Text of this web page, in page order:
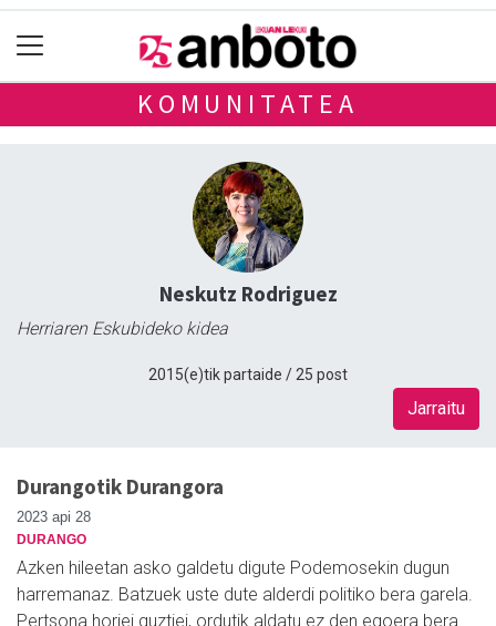
KOMUNITATEA
Neskutz Rodriguez
Herriaren Eskubideko kidea
2015(e)tik partaide / 25 post
Jarraitu
Durangotik Durangora
2023 api 28
DURANGO
Azken hileetan asko galdetu digute Podemosekin dugun
harremanaz. Batzuek uste dute alderdi politiko bera garela.
Pertsona horiei guztiei, ordutik aldatu ez den egoera bera